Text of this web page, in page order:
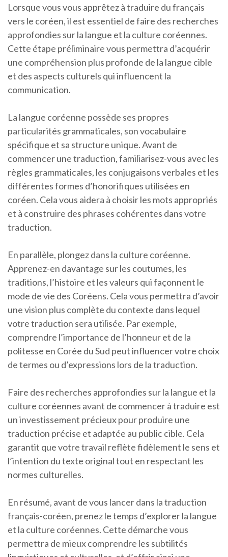
Lorsque vous vous apprêtez à traduire du français
vers le coréen, il est essentiel de faire des recherches
approfondies sur la langue et la culture coréennes.
Cette étape préliminaire vous permettra d’acquérir
une compréhension plus profonde de la langue cible
et des aspects culturels qui influencent la
communication.
La langue coréenne possède ses propres
particularités grammaticales, son vocabulaire
spécifique et sa structure unique. Avant de
commencer une traduction, familiarisez-vous avec les
règles grammaticales, les conjugaisons verbales et les
différentes formes d’honorifiques utilisées en
coréen. Cela vous aidera à choisir les mots appropriés
et à construire des phrases cohérentes dans votre
traduction.
En parallèle, plongez dans la culture coréenne.
Apprenez-en davantage sur les coutumes, les
traditions, l’histoire et les valeurs qui façonnent le
mode de vie des Coréens. Cela vous permettra d’avoir
une vision plus complète du contexte dans lequel
votre traduction sera utilisée. Par exemple,
comprendre l’importance de l’honneur et de la
politesse en Corée du Sud peut influencer votre choix
de termes ou d’expressions lors de la traduction.
Faire des recherches approfondies sur la langue et la
culture coréennes avant de commencer à traduire est
un investissement précieux pour produire une
traduction précise et adaptée au public cible. Cela
garantit que votre travail reflète fidèlement le sens et
l’intention du texte original tout en respectant les
normes culturelles.
En résumé, avant de vous lancer dans la traduction
français-coréen, prenez le temps d’explorer la langue
et la culture coréennes. Cette démarche vous
permettra de mieux comprendre les subtilités